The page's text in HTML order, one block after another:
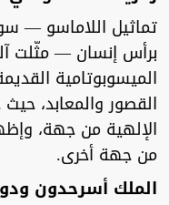
تماثيل اللاماسو —
برأس إنسان — مثّلت
الميسوبوتامية
القصور والمعابد،
الإلهية من جهة،
من جهة أخرى.
الملك أسرحدون